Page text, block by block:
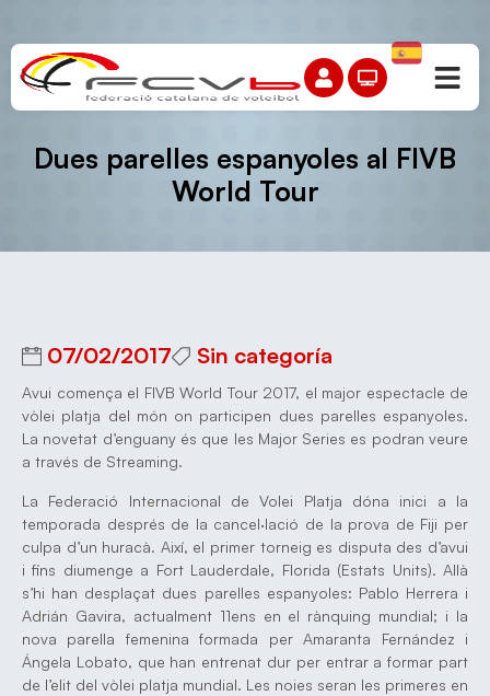
Dues parelles espanyoles al FIVB
World Tour
07/02/2017 Sin categoría
Avui comença el FIVB World Tour 2017, el major espectacle de
vòlei platja del món on participen dues parelles espanyoles.
La novetat d’enguany és que les Major Series es podran veure
a través de Streaming.
La Federació Internacional de Volei Platja dóna inici a la
temporada després de la cancel·lació de la prova de Fiji per
culpa d’un huracà. Així, el primer torneig es disputa des d’avui
i fins diumenge a Fort Lauderdale, Florida (Estats Units). Allà
s’hi han desplaçat dues parelles espanyoles: Pablo Herrera i
Adrián Gavira, actualment 11ens en el rànquing mundial; i la
nova parella femenina formada per Amaranta Fernández i
Ángela Lobato, que han entrenat dur per entrar a formar part
de l’elit del vòlei platja mundial. Les noies seran les primeres en